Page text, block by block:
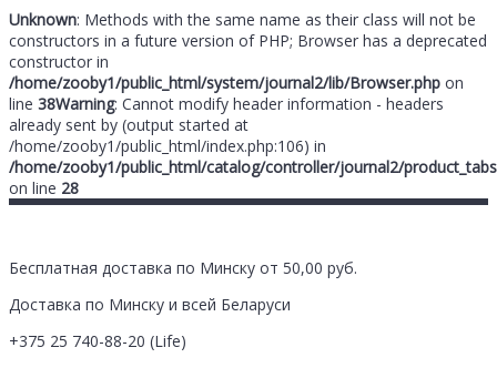
Unknown: Methods with the same name as their class will not be
constructors in a future version of PHP; Browser has a deprecated
constructor in
/home/zooby1/public_html/system/journal2/lib/Browser.php on
line 38Warning: Cannot modify header information - headers
already sent by (output started at
/home/zooby1/public_html/index.php:106) in
/home/zooby1/public_html/catalog/controller/journal2/
on line 28
Бесплатная доставка по Минску от 50,00 руб.
Доставка по Минску и всей Беларуси
+375 25 740-88-20 (Life)